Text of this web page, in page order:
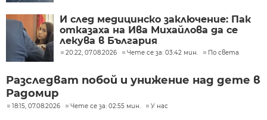
И след медицинско заключение: Пак
отказаха на Ива Михайлова да се
лекува в България
20:22, 07.08.2026 Чете се за: 03:42 мин. По света
Разследват побой и унижение над дете в
Радомир
18:15, 07.08.2026 Чете се за: 02:55 мин. У нас